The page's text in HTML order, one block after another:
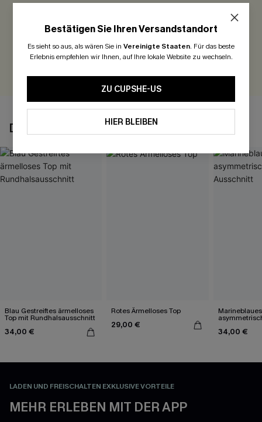
Seien Sie der Erste, der bewertet
300 Punkte für Ihre Bewertung!
DAS KÖNNTE IHNEN AUCH GEFALLEN
Blau Gestreiftes ärmelloses
Top mit Rundhalsausschnitt
34,00 €
Rotes Ärmelloses Top
29,00 €
34,00 €
LADEN UND FREISCHALTEN EXKLUSIVE VORTEILE
MEHR ERLEBEN MIT DER APP
Bestätigen Sie Ihren Versandstandort
Es sieht so aus, als wären Sie in Vereinigte Staaten. Für das beste
Erlebnis empfehlen wir Ihnen, auf Ihre lokale Website zu wechseln.
ZU CUPSHE-US
HIER BLEIBEN